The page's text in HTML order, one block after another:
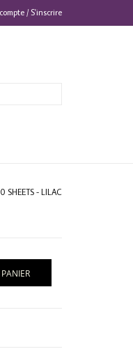
/ S'inscrire
SHEETS - LILAC